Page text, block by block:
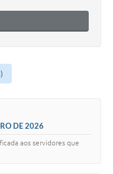
DE 2026
aos servidores que